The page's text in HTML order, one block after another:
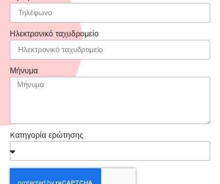
Ηλεκτρονικό ταχυδρομείο
Μήνυμα
Kατηγορία ερώτησης